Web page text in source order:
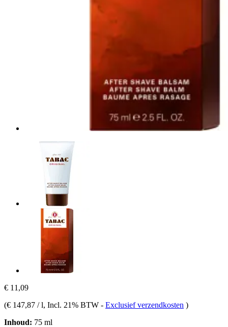
€ 11,09
(€ 147,87 / l, Incl. 21% BTW - Exclusief verzendkosten )
Inhoud: 75 ml